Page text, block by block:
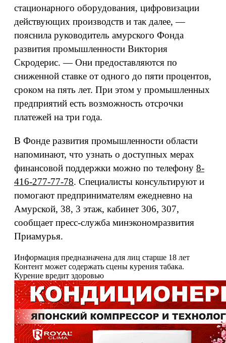
стационарного оборудования, цифровизации
действующих производств и так далее, —
пояснила руководитель амурского Фонда
развития промышленности Виктория
Скродерис. — Они предоставляются по
сниженной ставке от одного до пяти процентов,
сроком на пять лет. При этом у промышленных
предприятий есть возможность отсрочки
платежей на три года.
В Фонде развития промышленности области
напоминают, что узнать о доступных мерах
финансовой поддержки можно по телефону 8-
416-277-77-78. Специалисты консультируют и
помогают предпринимателям ежедневно на
Амурской, 38, 3 этаж, кабинет 306, 307,
сообщает пресс-служба минэкономразвития
Приамурья.
Информация предназначена для лиц старше 18 лет
Контент может содержать сцены курения табака.
Курение вредит здоровью